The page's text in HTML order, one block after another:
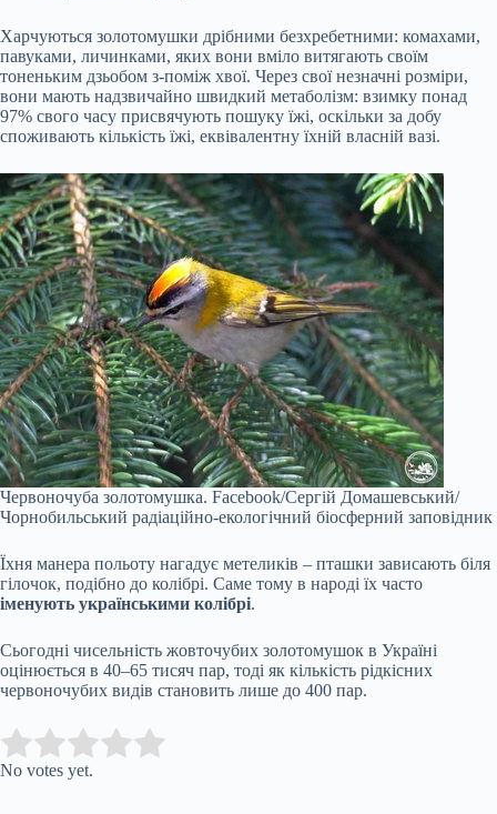
Харчуються золотомушки дрібними безхребетними: комахами,
павуками, личинками, яких вони вміло витягають своїм
тоненьким дзьобом з-поміж хвої. Через свої незначні розміри,
вони мають надзвичайно швидкий метаболізм: взимку понад
97% свого часу присвячують пошуку їжі, оскільки за добу
споживають кількість їжі, еквівалентну їхній власній вазі.
Червоночуба золотомушка. Facebook/Сергій Домашевський/
Чорнобильський радіаційно-екологічний біосферний заповідник
Їхня манера польоту нагадує метеликів – пташки зависають біля
гілочок, подібно до колібрі. Саме тому в народі їх часто
іменують українськими колібрі.
Сьогодні чисельність жовточубих золотомушок в Україні
оцінюється в 40–65 тисяч пар, тоді як кількість рідкісних
червоночубих видів становить лише до 400 пар.
Rate this item:
No votes yet.